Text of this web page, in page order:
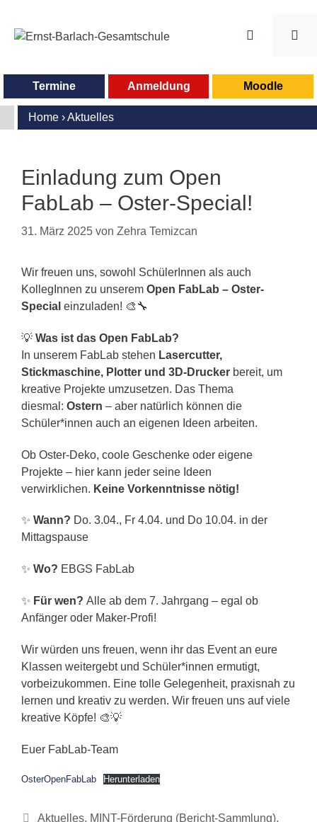
springen
Home ›Aktuelles
Termine Anmeldung Moodle
Einladung zum Open
FabLab – Oster-Special!
31. März 2025 von Zehra Temizcan
Wir freuen uns, sowohl SchülerInnen als auch
KollegInnen zu unserem Open FabLab – Oster-
Special einzuladen! 🎨🔧
💡 Was ist das Open FabLab?
In unserem FabLab stehen Lasercutter,
Stickmaschine, Plotter und 3D-Drucker bereit, um
kreative Projekte umzusetzen. Das Thema
diesmal: Ostern – aber natürlich können die
Schüler*innen auch an eigenen Ideen arbeiten.
Ob Oster-Deko, coole Geschenke oder eigene
Projekte – hier kann jeder seine Ideen
verwirklichen. Keine Vorkenntnisse nötig!
✨ Wann? Do. 3.04., Fr 4.04. und Do 10.04. in der
Mittagspause
✨ Wo? EBGS FabLab
✨ Für wen? Alle ab dem 7. Jahrgang – egal ob
Anfänger oder Maker-Profi!
Wir würden uns freuen, wenn ihr das Event an eure
Klassen weitergebt und Schüler*innen ermutigt,
vorbeizukommen. Eine tolle Gelegenheit, praxisnah zu
lernen und kreativ zu werden. Wir freuen uns auf viele
kreative Köpfe! 🎨💡
Euer FabLab-Team
OsterOpenFabLab Herunterladen
Kategorien
Aktuelles, MINT-Förderung (Bericht-Sammlung),